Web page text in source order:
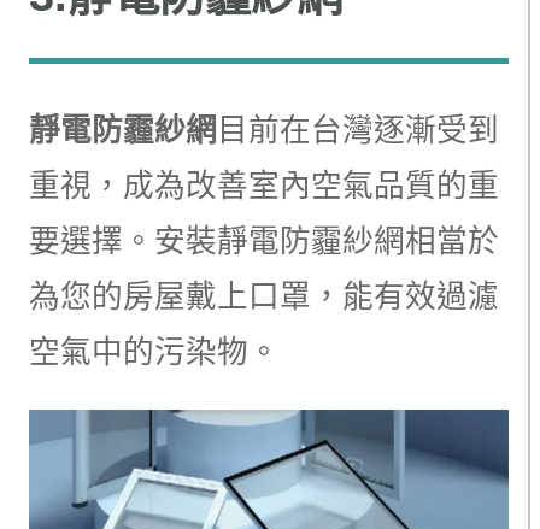
靜電防霾紗網 目前在台灣逐漸受到
重視，成為改善室內空氣品質的重
要選擇。安裝靜電防霾紗網相當於
為您的房屋戴上口罩，能有效過濾
空氣中的污染物。